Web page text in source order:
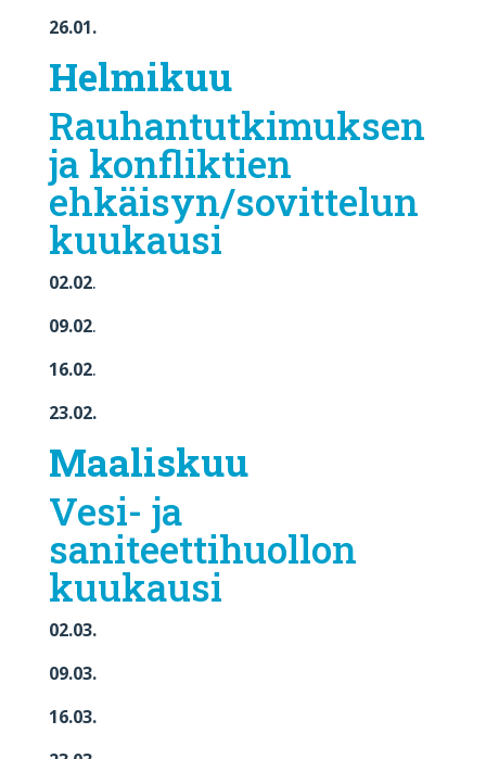
26.01.
Helmikuu
Rauhantutkimuksen
ja konfliktien
ehkäisyn/sovittelun
kuukausi
02.02.
09.02.
16.02.
23.02.
Maaliskuu
Vesi- ja
saniteettihuollon
kuukausi
02.03.
09.03.
16.03.